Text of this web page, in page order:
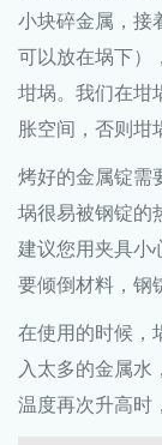
小块碎金属，接
可以放在埚下）
坩埚。我们在坩
胀空间，否则坩
烤好的金属锭需
埚很易被钢锭的
建议您用夹具小
要倾倒材料，钢
在使用的时候，
入太多的金属水
温度再次升高时